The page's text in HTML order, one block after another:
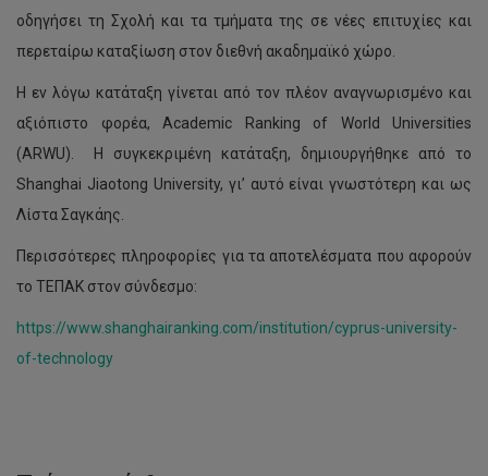
οδηγήσει τη Σχολή και τα τμήματα της σε νέες επιτυχίες και
περεταίρω καταξίωση στον διεθνή ακαδημαϊκό χώρο.
Η εν λόγω κατάταξη γίνεται από τον πλέον αναγνωρισμένο και
αξιόπιστο φορέα, Academic Ranking of World Universities
(ARWU). Η συγκεκριμένη κατάταξη, δημιουργήθηκε από το
Shanghai Jiaotong University, γι’ αυτό είναι γνωστότερη και ως
Λίστα Σαγκάης.
Περισσότερες πληροφορίες για τα αποτελέσματα που αφορούν
το ΤΕΠΑΚ στον σύνδεσμο:
https://www.shanghairanking.com/institution/cyprus-university-
of-technology
ΤΕΠΑΚ:
εταίροι
του
ευρωπαϊκού
έργου
SMART
τις
ισότητα